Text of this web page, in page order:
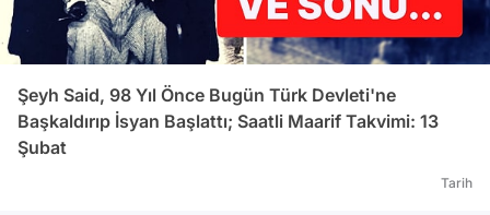
Şeyh Said, 98 Yıl Önce Bugün Türk Devleti'ne
Başkaldırıp İsyan Başlattı; Saatli Maarif Takvimi: 13
Şubat
Tarih